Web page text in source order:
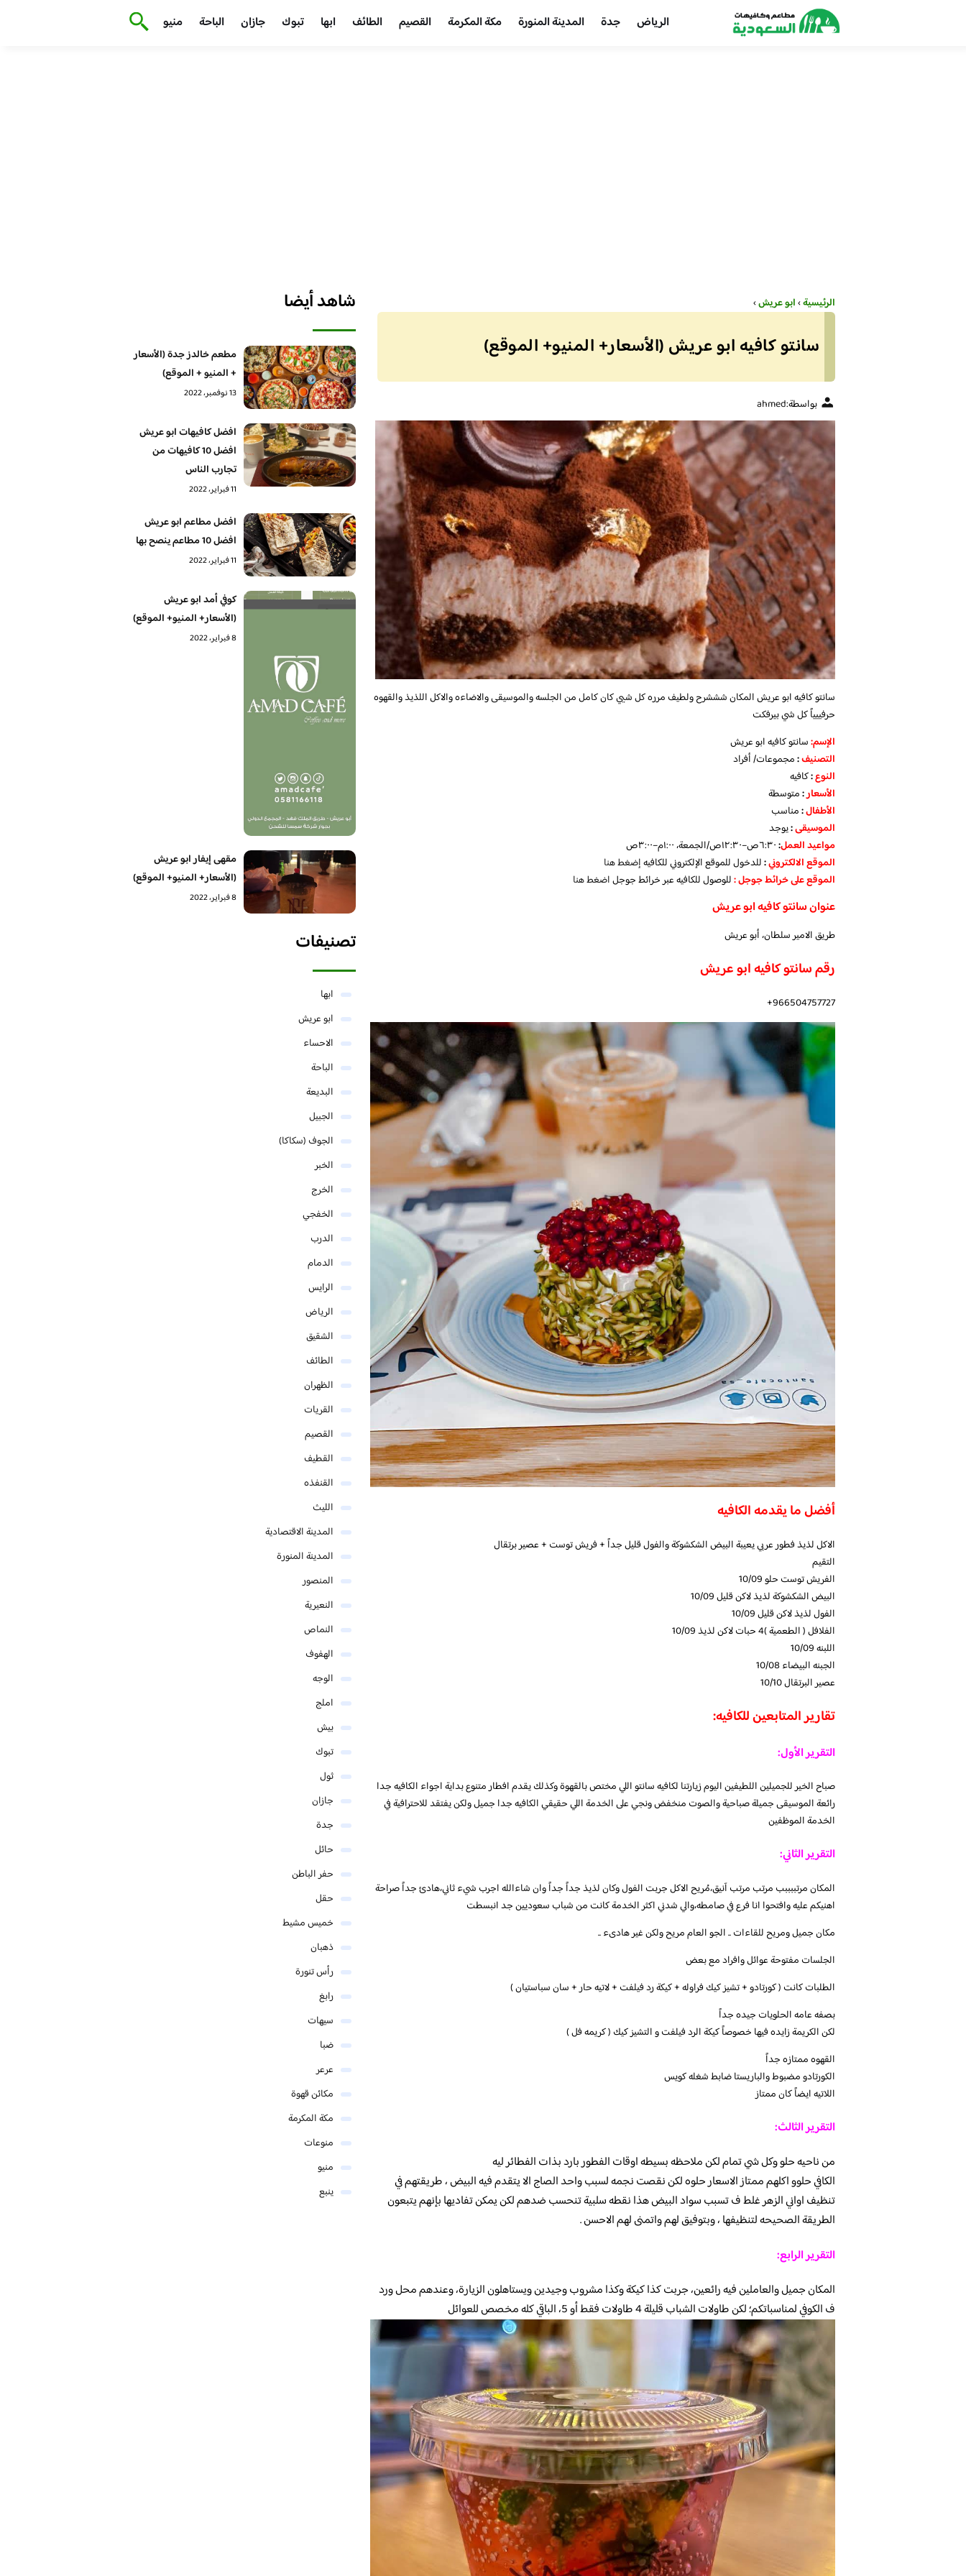
الرياض جدة المدينة المنورة مكة المكرمة القصيم الطائف ابها تبوك جازان الباحة منيو
الرئيسية›ابو عريش›
سانتو كافيه ابو عريش (الأسعار+ المنيو+ الموقع)
بواسطة:ahmed
سانتو كافيه ابو عريشالمكان شششرح ولطيف مرره كل شيي كان كامل من الجلسه والموسيقى والاضاءه والاكل اللذيذ والقهوه
حرفييياً كل شي بيرفكت
الإسم:سانتو كافيه ابو عريش
التصنيف:مجموعات/ أفراد
النوع:كافيه
الأسعار:متوسطة
الأطفال:مناسب
الموسيقى:يوجد
مواعيدالعمل:
الموقع الالكتروني:للدخول للموقع الإلكتروني للكافيهإضغط هنا
الموقع على خرائط جوجل:للوصول للكافيه عبر خرائط جوجلاضغط هنا
عنوان سانتو كافيه ابو عريش
طريق الامير سلطان، أبو عريش
رقم سانتو كافيه ابو عريش
966504757727+
أفضل ما يقدمه الكافيه
الاكل لذيذ فطور عربي يعيبة البيض الشكشوكة والفول قليل جداً + فريش توست + عصير برتقال
التقيم
الفريش توست حلو 10/09
البيض الشكشوكة لذيذ لاكن قليل 10/09
الفول لذيذ لاكن قليل 10/09
الفلافل ( الطعمية )4 حبات لاكن لذيذ 10/09
اللبنه 10/09
الجبنه البيضاء 10/08
عصير البرتقال 10/10
تقارير المتابعين للكافيه:
التقرير الأول:
صباح الخير للجميلين اللطيفين اليوم زيارتنا لكافيه سانتو اللي مختص بالقهوة وكذلك يقدم افطار متنوع بداية اجواء الكافيه جدا
رائعة الموسيقى جميلة صباحية والصوت منخفض ونجي على الخدمة اللي حقيقي الكافيه جدا جميل ولكن يفتقد للاحترافية في
الخدمة الموظفين
التقرير الثاني:
المكان مرتببببب مرتب مرتب آنيق،مُريح الاكل جربت الفول وكان لذيذ جداً جداً وان شاءالله اجرب شيء ثاني،هادئ جداً صراحة
اهنيكم عليه وافتحوا انا فرع في صامطه،والي شدني اكثر الخدمة كانت من شباب سعوديين جد انبسطت
مكان جميل ومريح للقاءات .. الجو العام مريح ولكن غير هادىء ..
الجلسات مفتوحة عوائل وافراد مع بعض
الطلبات كانت ( كورتادو + تشيز كيك فراوله + كيكة رد فيلفت + لاتيه حار + سان سباستيان )
بصفه عامه الحلويات جيده جداً
لكن الكريمة زايده فيها خصوصاً كيكة الرد فيلفت و التشيز كيك ( كريمه فل )
القهوه ممتازه جداً
الكورتادو مضبوط والباريستا ضابط شغله كويس
اللاتيه ايضاً كان ممتاز
التقرير الثالث:
من ناحيه حلو وكل شي تمام لكن ملاحظه بسيطه اوقات الفطور بارد بذات الفطائر ليه
الكافي حلوو اكلهم ممتاز الاسعار حلوه لكن نقصت نجمه لسبب واحد الصاج الا يتقدم فيه البيض ، طريقتهم في
تنظيف اواني الزهر غلط ف تسبب سواد البيض هذا نقطه سلبية تنحسب ضدهم لكن يمكن تفاديها بإنهم يتبعون
الطريقة الصحيحه لتنظيفها ، وبتوفيق لهم واتمنى لهم الاحسن .
التقرير الرابع:
المكان جميل والعاملين فيه رائعين، جربت كذا كيكة وكذا مشروب وجيدين ويستاهلون الزيارة، وعندهم محل ورد
ف الكوفي لمناسباتكم؛ لكن طاولات الشباب قليلة 4 طاولات فقط أو 5، الباقي كله مخصص للعوائل
شاهد أيضا
مطعم خالدز جدة (الأسعار
+ المنيو + الموقع)
13 نوفمبر، 2022
افضل كافيهات ابو عريش
افضل 10 كافيهات من
تجارب الناس
11 فبراير، 2022
افضل مطاعم ابو عريش
افضل 10 مطاعم ينصح بها
11 فبراير، 2022
كوفي أمد ابو عريش
(الأسعار+ المنيو+ الموقع)
8 فبراير، 2022
مقهى إيفار ابو عريش
(الأسعار+ المنيو+ الموقع)
8 فبراير، 2022
تصنيفات
ابها
ابو عريش
الاحساء
الباحة
البديعة
الجبيل
الجوف (سكاكا)
الخبر
الخرج
الخفجي
الدرب
الدمام
الرايس
الرياض
الشقيق
الطائف
الظهران
القريات
القصيم
القطيف
القنفذه
الليث
المدينة الاقتصادية
المدينة المنورة
المنصور
النعيرية
النماص
الهفوف
الوجه
املج
بيش
تبوك
ثول
جازان
جدة
حائل
حفر الباطن
حقل
خميس مشيط
ذهبان
رأس تنورة
رابغ
سيهات
ضبا
عرعر
مكائن قهوة
مكة المكرمة
منوعات
منيو
ينبع